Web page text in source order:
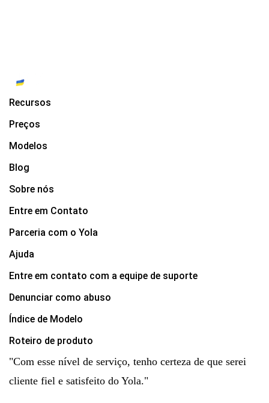
Recursos
Preços
Modelos
Blog
Sobre nós
Entre em Contato
Parceria com o Yola
Ajuda
Entre em contato com a equipe de suporte
Denunciar como abuso
Índice de Modelo
Roteiro de produto
"Com esse nível de serviço, tenho certeza de que serei
cliente fiel e satisfeito do Yola."